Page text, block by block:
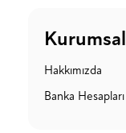
Kurumsal
Hakkımızda
Banka Hesapları